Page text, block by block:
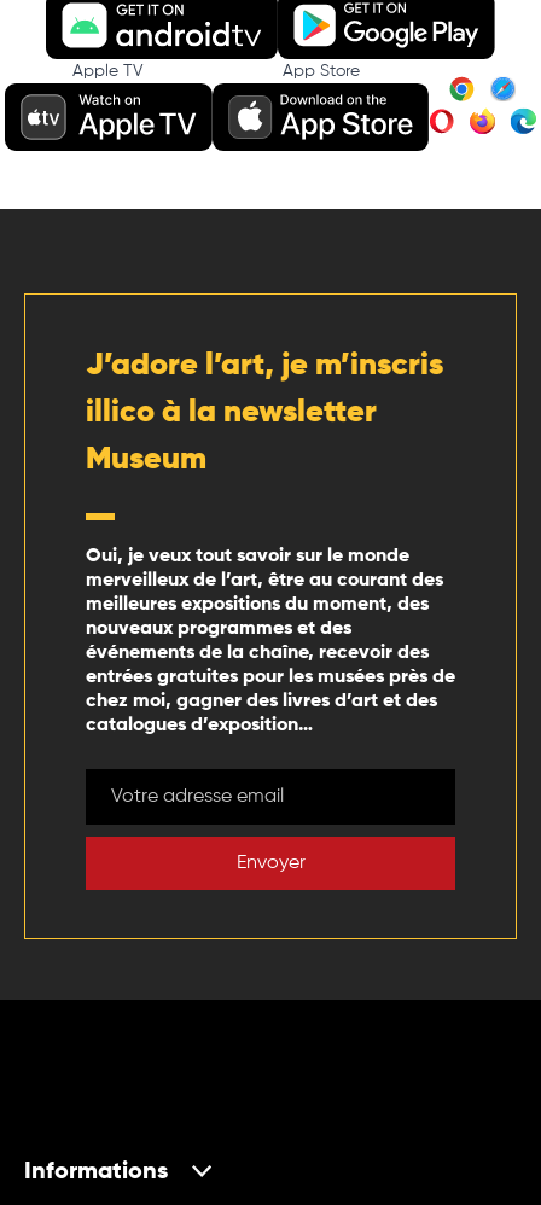
Apple TV App Store
J’adore l’art, je m’inscris
illico à la newsletter
Museum
Oui, je veux tout savoir sur le monde
merveilleux de l’art, être au courant des
meilleures expositions du moment, des
nouveaux programmes et des
événements de la chaîne, recevoir des
entrées gratuites pour les musées près de
chez moi, gagner des livres d’art et des
catalogues d’exposition…
Envoyer
Informations